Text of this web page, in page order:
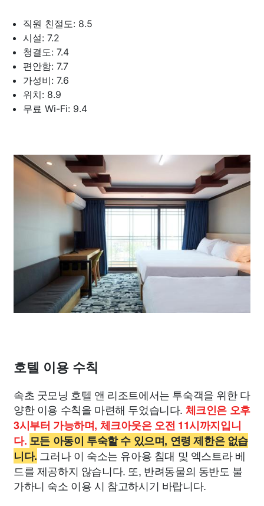
직원 친절도: 8.5
시설: 7.2
청결도: 7.4
편안함: 7.7
가성비: 7.6
위치: 8.9
무료 Wi-Fi: 9.4
호텔 이용 수칙
속초 굿모닝 호텔 앤 리조트에서는 투숙객을 위한 다
양한 이용 수칙을 마련해 두었습니다. 체크인은 오후
3시부터 가능하며, 체크아웃은 오전 11시까지입니
다. 모든 아동이 투숙할 수 있으며, 연령 제한은 없습
니다. 그러나 이 숙소는 유아용 침대 및 엑스트라 베
드를 제공하지 않습니다. 또, 반려동물의 동반도 불
가하니 숙소 이용 시 참고하시기 바랍니다.